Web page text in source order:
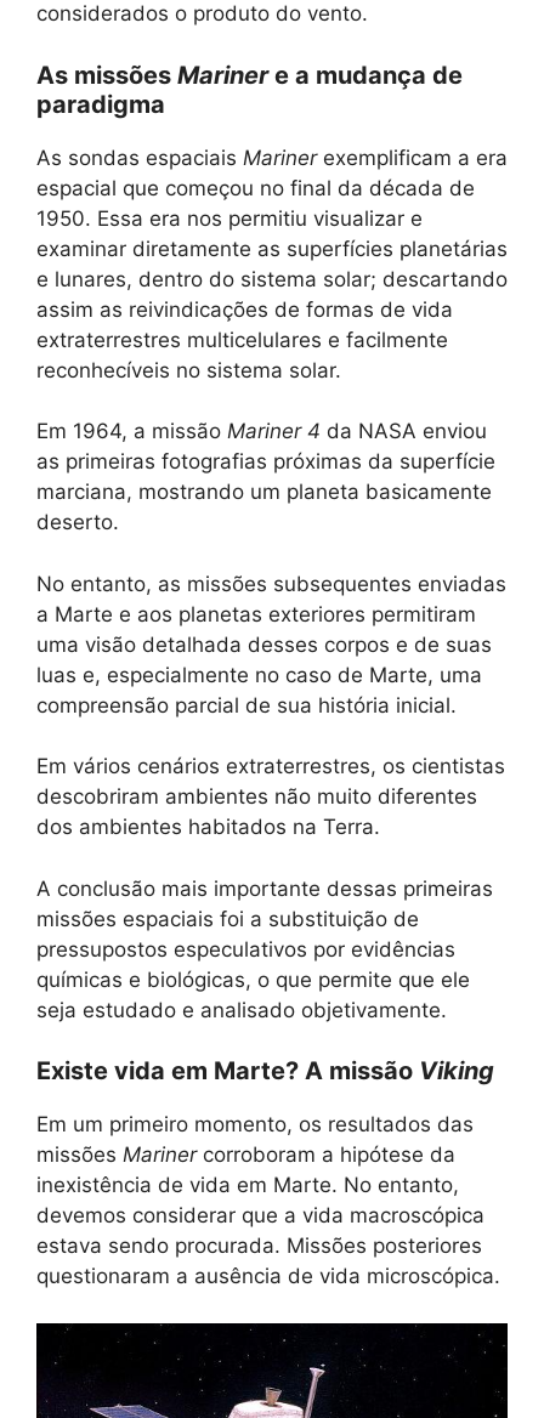
considerados o produto do vento.
As missões Marinere a mudança de
paradigma
As sondas espaciais Marinerexemplificam a era
espacial que começou no final da década de
1950. Essa era nos permitiu visualizar e
examinar diretamente as superfícies planetárias
e lunares, dentro do sistema solar; descartando
assim as reivindicações de formas de vida
extraterrestres multicelulares e facilmente
reconhecíveis no sistema solar.
Em 1964, a missão Mariner 4 da NASA enviou
as primeiras fotografias próximas da superfície
marciana, mostrando um planeta basicamente
deserto.
No entanto, as missões subsequentes enviadas
a Marte e aos planetas exteriores permitiram
uma visão detalhada desses corpos e de suas
luas e, especialmente no caso de Marte, uma
compreensão parcial de sua história inicial.
Em vários cenários extraterrestres, os cientistas
descobriram ambientes não muito diferentes
dos ambientes habitados na Terra.
A conclusão mais importante dessas primeiras
missões espaciais foi a substituição de
pressupostos especulativos por evidências
químicas e biológicas, o que permite que ele
seja estudado e analisado objetivamente.
Existe vida em Marte? A missão Viking
Em um primeiro momento, os resultados das
missões Marinercorroboram a hipótese da
inexistência de vida em Marte. No entanto,
devemos considerar que a vida macroscópica
estava sendo procurada. Missões posteriores
questionaram a ausência de vida microscópica.